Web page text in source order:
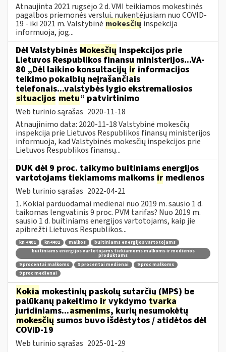
Atnaujinta 2021 rugsėjo 2 d. VMI teikiamos mokestinės
pagalbos priemonės verslui, nukentėjusiam nuo COVID-
19 - iki 2021 m. Valstybinė mokesčių inspekcija
informuoja, jog...
Dėl Valstybinės Mokesčių Inspekcijos prie
Lietuvos Respublikos finansų ministerijos...VA-
80 „Dėl laikino konsultacijų ir informacijos
teikimo pokalbių neįrašančiais
telefonais...valstybės lygio ekstremaliosios
situacijos metu“ patvirtinimo
Web turinio sąrašas 2020-11-18
Atnaujinimo data: 2020-11-18 Valstybinė mokesčių
inspekcija prie Lietuvos Respublikos finansų ministerijos
informuoja, kad Valstybinės mokesčių inspekcijos prie
Lietuvos Respublikos finansų...
DUK dėl 9 proc. taikymo buitiniams energijos
vartotojams tiekiamoms malkoms ir medienos
Web turinio sąrašas 2022-04-21
1. Kokiai parduodamai medienai nuo 2019 m. sausio 1 d.
taikomas lengvatinis 9 proc. PVM tarifas? Nuo 2019 m.
sausio 1 d. buitiniams energijos vartotojams, kaip jie
apibrėžti Lietuvos Respublikos...
kn 4401 kn4401 malkos
buitiniams energijos vartotojams
buitiniams energijos vartotojams tiekiamoms malkoms ir medienos
produktams
9 procentai malkoms
9 procentai medienai
9 proc malkoms
9 proc medienai
Kokia mokestinių paskolų sutarčių (MPS) be
palūkanų pakeitimo ir vykdymo tvarka
juridiniams...asmenims, kurių nesumokėtų
mokesčių sumos buvo išdėstytos / atidėtos dėl
COVID-19
Web turinio sąrašas 2025-01-29